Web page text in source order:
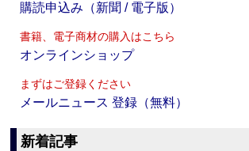
購読申込み（新聞 / 電子版）
書籍、電子商材の購入はこちら
オンラインショップ
まずはご登録ください
メールニュース 登録（無料）
新着記事